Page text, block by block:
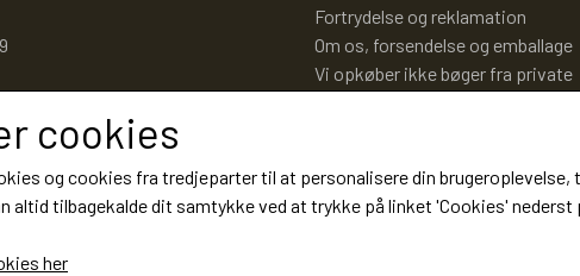
Fortrydelse og reklamation
Om os, forsendelse og emballage
Vi opkøber ikke bøger fra private
cookies
og cookies fra tredjeparter til at personalisere din
altid tilbagekalde dit samtykke ved at trykke på linket 'Cookies' nederst
her